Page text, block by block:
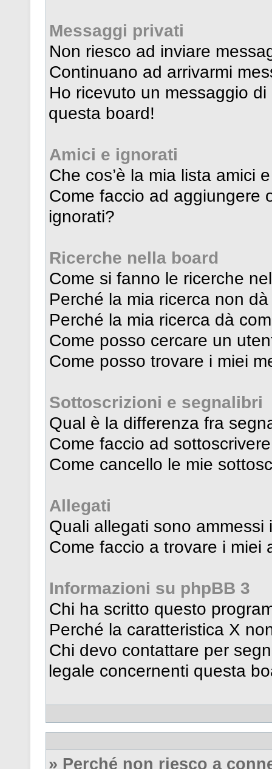
Messaggi privati
Non riesco ad inviare
Continuano ad arrivarmi
Ho ricevuto un messaggio
questa board!
Amici e ignorati
Che cos’è la mia lista amici
Come faccio ad aggiungere
ignorati?
Ricerche nella board
Come si fanno le ricerche
Perché la mia ricerca non
Perché la mia ricerca dà
Come posso cercare un
Come posso trovare i miei
Sottoscrizioni e segnalibri
Qual è la differenza fra
Come faccio ad
Come cancello le mie
Allegati
Quali allegati sono ammessi
Come faccio a trovare i miei
Informazioni su phpBB 3
Chi ha scritto questo
Perché la caratteristica X
Chi devo contattare per
legale concernenti questa
» Perché non riesco a